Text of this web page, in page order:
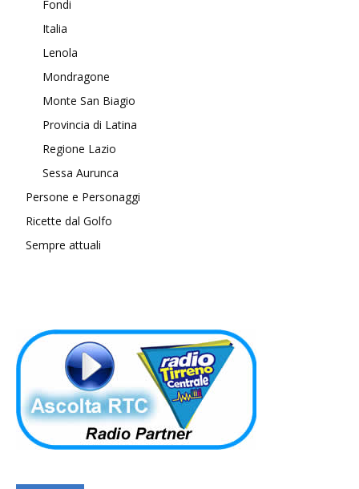
Fondi
Italia
Lenola
Mondragone
Monte San Biagio
Provincia di Latina
Regione Lazio
Sessa Aurunca
Persone e Personaggi
Ricette dal Golfo
Sempre attuali